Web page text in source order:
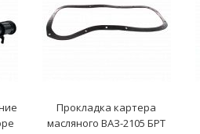
Прокладка картера
масляного ВАЗ-2105 БРТ